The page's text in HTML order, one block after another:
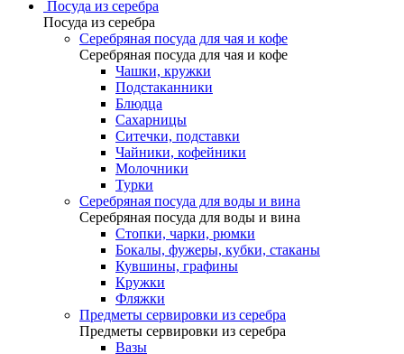
Посуда из серебра
Посуда из серебра
Серебряная посуда для чая и кофе
Серебряная посуда для чая и кофе
Чашки, кружки
Подстаканники
Блюдца
Сахарницы
Ситечки, подставки
Чайники, кофейники
Молочники
Турки
Серебряная посуда для воды и вина
Серебряная посуда для воды и вина
Стопки, чарки, рюмки
Бокалы, фужеры, кубки, стаканы
Кувшины, графины
Кружки
Фляжки
Предметы сервировки из серебра
Предметы сервировки из серебра
Вазы